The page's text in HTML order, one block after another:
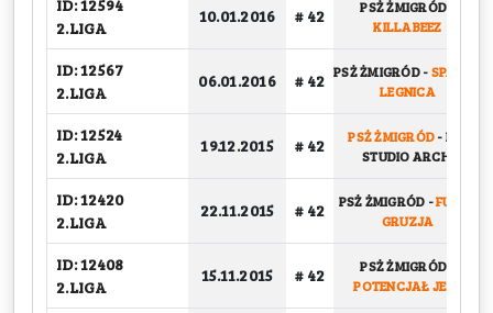
ID: 12594
2.LIGA
10.01.2016 # 42 PSŻ ŻMIGRÓD
KILLABEEZ
ID: 12567
2.LIGA
06.01.2016 # 42 PSŻ ŻMIGRÓD-SPARTA
LEGNICA
ID: 12524
2.LIGA
19.12.2015 # 42 PSŻ ŻMIGRÓD-PIO
STUDIO ARCH.
ID: 12420
2.LIGA
22.11.2015 # 42 PSŻ ŻMIGRÓD -FUZJA
GRUZJA
ID: 12408
2.LIGA
15.11.2015 # 42 PSŻ ŻMIGRÓD
POTENCJAŁ JEST